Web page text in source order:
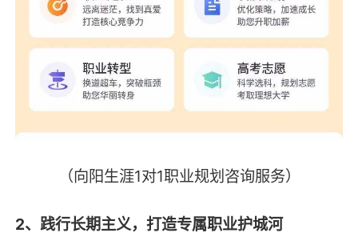
（向阳生涯1对1职业规划咨询服务）
2、践行长期主义，打造专属职业护城河